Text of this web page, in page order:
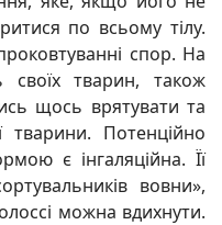
по всьому тілу.
спор. На
тварин, також
щось врятувати та
Потенційно
є інгаляційна. Її
вовни»,
можна вдихнути.